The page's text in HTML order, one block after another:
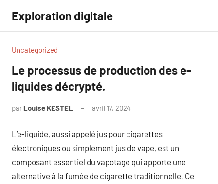
contenu
Exploration digitale
Uncategorized
Le processus de production des e-
liquides décrypté.
par Louise KESTEL avril 17, 2024
L’e-liquide, aussi appelé jus pour cigarettes
électroniques ou simplement jus de vape, est un
composant essentiel du vapotage qui apporte une
alternative à la fumée de cigarette traditionnelle. Ce